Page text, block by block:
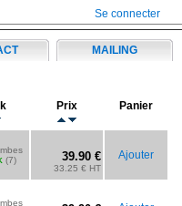
Se connecter
MAILING
Prix Panier
(7) 39.90 €
33.25 € HT
Ajouter